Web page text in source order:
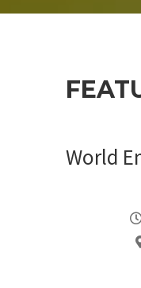
World